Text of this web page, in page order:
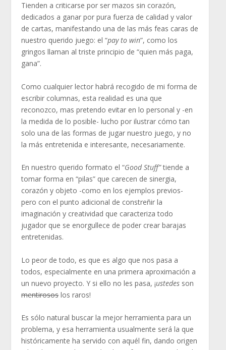
Tienden a criticarse por ser mazos sin corazón,
dedicados a ganar por pura fuerza de calidad y valor
de cartas, manifestando una de las más feas caras de
nuestro querido juego: el “pay to win”, como los
gringos llaman al triste principio de “quien más paga,
gana”.
Como cualquier lector habrá recogido de mi forma de
escribir columnas, esta realidad es una que
reconozco, mas pretendo evitar en lo personal y -en
la medida de lo posible- lucho por ilustrar cómo tan
solo una de las formas de jugar nuestro juego, y no
la más entretenida e interesante, necesariamente.
En nuestro querido formato el “Good Stuff”tiende a
tomar forma en “pilas” que carecen de sinergia,
corazón y objeto -como en los ejemplos previos-
pero con el punto adicional de constreñir la
imaginación y creatividad que caracteriza todo
jugador que se enorgullece de poder crear barajas
entretenidas.
Lo peor de todo, es que es algo que nos pasa a
todos, especialmente en una primera aproximación a
un nuevo proyecto. Y si ello no les pasa, ¡ustedes son
mentirososlos raros!
Es sólo natural buscar la mejor herramienta para un
problema, y esa herramienta usualmente será la que
históricamente ha servido con aquél fin, dando origen